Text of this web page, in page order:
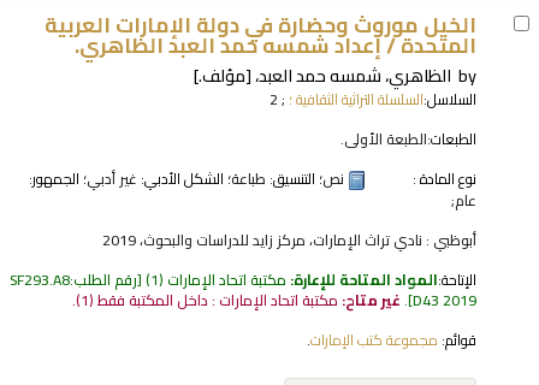
الخيل موروث وحضارة في دولة الإمارات العربية
المتحدة /إعداد شمسه حمد العبد الظاهري.
by الظاهري، شمسه حمد العبد،[مؤلف.]
السلاسل:السلسلة التراثية الثقافية ؛ ; 2
الطبعات:الطبعة الأولى.
نوع المادة :
نص؛ التنسيق: طباعة؛ الشكل الأدبي: غير أدبي؛ الجمهور:
عام;
أبوظبي : نادي تراث الإمارات، مركز زايد للدراسات والبحوث، 2019
الإتاحة:المواد المتاحة للإعارة: مكتبة اتحاد الإمارات (1) رقم الطلب:SF293.A8
D43 2019
.غير متاح: مكتبة اتحاد الإمارات : داخل المكتبة فقط(1).
قوائم: مجموعة كتب الإمارات.